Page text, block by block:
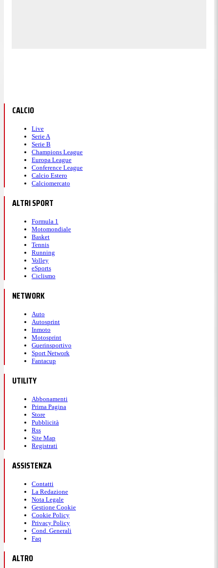
CALCIO
Live
Serie A
Serie B
Champions League
Europa League
Conference League
Calcio Estero
Calciomercato
ALTRI SPORT
Formula 1
Motomondiale
Basket
Tennis
Running
Volley
eSports
Ciclismo
NETWORK
Auto
Autosprint
Inmoto
Motosprint
Guerinsportivo
Sport Network
Fantacup
UTILITY
Abbonamenti
Prima Pagina
Store
Pubblicità
Rss
Site Map
Registrati
ASSISTENZA
Contatti
La Redazione
Nota Legale
Gestione Cookie
Cookie Policy
Privacy Policy
Cond. Generali
Faq
ALTRO